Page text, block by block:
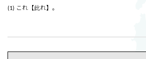
(1) これ【此れ】。